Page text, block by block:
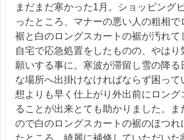
まだまだ寒かった1月。ショッピング
ったところ、マナーの悪い人の粗相で
裾と白のロングスカートの裾が汚れて
自宅で応急処置をしたものの、やはり
願いする事に。寒波が滞留し雪の降る
な場所へ出掛けなければならず困って
想よりも早く仕上がり外出前にロング
ることが出来とても助かりました。ま
ので白のロングスカートの裾のほつれ
たところ、綺麗に補修していただいた